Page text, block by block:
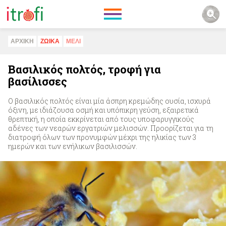
ΑΡΧΙΚΗ ΖΩΙΚA ΜΕΛΙ
Βασιλικός πολτός, τροφή για
βασίλισσες
Ο βασιλικός πολτός είναι μία άσπρη κρεμώδης ουσία, ισχυρά
όξινη, με ιδιάζουσα οσμή και υπόπικρη γεύση, εξαιρετικά
θρεπτική, η οποία εκκρίνεται από τους υποφαρυγγικούς
αδένες των νεαρών εργατριών μελισσών. Προορίζεται για τη
διατροφή όλων των προνυμφών μέχρι της ηλικίας των 3
ημερών και των ενήλικων βασιλισσών.